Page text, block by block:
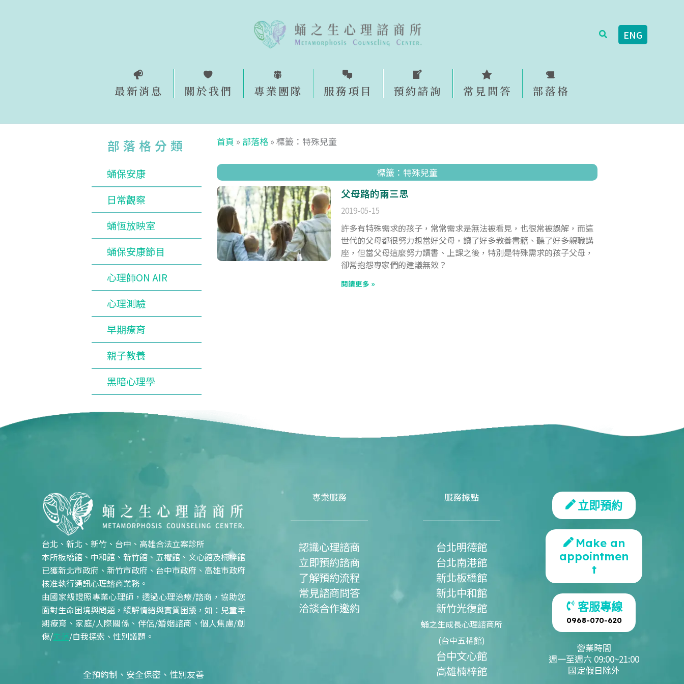
搜
ENG
最新消息 關於我們 專業團隊 服務項目 預約諮詢​ 常見問答 部落格
部落格分類
蛹保安康
日常觀察
蛹恆放映室
蛹保安康節目
心理師ON AIR
心理測驗
早期療育
親子教養
黑暗心理學
首頁 » 部落格 » 標籤：特殊兒童
標籤：特殊兒童
父母路的兩三思
2019-05-15
許多有特殊需求的孩子，常常需求是無法被看見，也很常被誤解，而這
世代的父母都很努力想當好父母，讀了好多教養書籍、聽了好多親職講
座，但當父母這麼努力讀書、上課之後，特別是特殊需求的孩子父母，
卻常抱怨專家們的建議無效？
閱讀更多 »
台北、新北、新竹、台中、高雄合法立案診所
本所板橋館、中和館、新竹館、五權館、文心館及楠梓館
已獲新北市政府、新竹市政府、台中市政府、高雄市政府
核准執行通訊心理諮商業務。
由國家級證照專業心理師，透過心理治療/諮商，協助您
面對生命困境與問題，緩解情緒與實質困擾，如：兒童早
期療育、家庭/人際關係、伴侶/婚姻諮商、個人焦慮/創
傷/失落/自我探索、性別議題。
全預約制、安全保密、性別友善
專業服務
認識心理諮商
立即預約諮商
了解預約流程
常見諮商問答
洽談合作邀約
服務據點
台北明德館
台北南港館
新北板橋館
新北中和館
新竹光復館
蛹之生成長心理諮商所
(台中五權館)
台中文心館
高雄楠梓館
立即預約
Make an
appointmen
t
客服專線
0968-070-620
營業時間
週一至週六 09:00~21:00
國定假日除外